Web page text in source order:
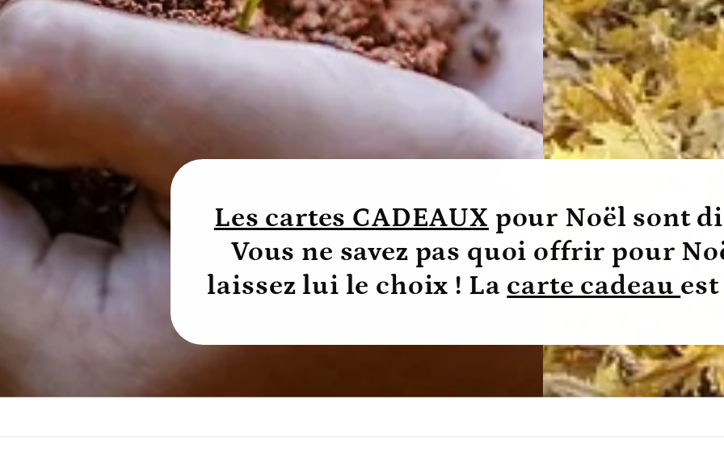
Les cartes CADEAUX pour Noël sont
Vous ne savez pas quoi offrir pour
laissez lui le choix ! La carte cadeau